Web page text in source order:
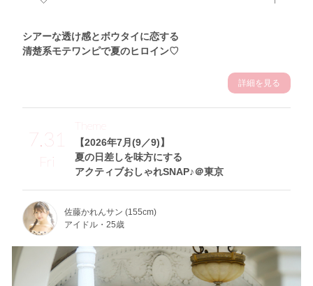
シアーな透け感とボウタイに恋する
清楚系モテワンピで夏のヒロイン♡
詳細を見る
7.31
Fri
【2026年7月(9／9)】
夏の日差しを味方にする
アクティブおしゃれSNAP♪＠東京
Theme
佐藤かれんサン (155cm)
アイドル・25歳